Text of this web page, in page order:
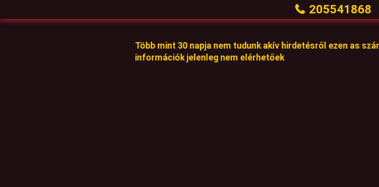
205541868
Több mint 30 napja nem tudunk akív hirdetésről ezen as
információk jelenleg nem elérhetőek